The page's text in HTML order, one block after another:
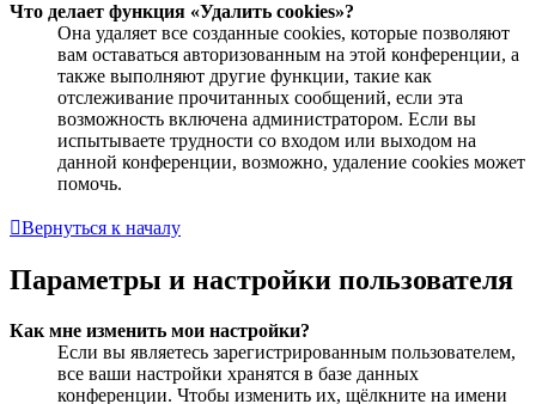
Что делает функция «Удалить cookies»?
Она удаляет все созданные cookies, которые позволяют
вам оставаться авторизованным на этой конференции, а
также выполняют другие функции, такие как
отслеживание прочитанных сообщений, если эта
возможность включена администратором. Если вы
испытываете трудности со входом или выходом на
данной конференции, возможно, удаление cookies может
помочь.
Вернуться к началу
Параметры и настройки пользователя
Как мне изменить мои настройки?
Если вы являетесь зарегистрированным пользователем,
все ваши настройки хранятся в базе данных
конференции. Чтобы изменить их, щёлкните на имени